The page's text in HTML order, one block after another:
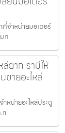
ที่จำหน่ายมอเตอร์
ท
ยากเรามีให้
ขายอะไหล่
ำหน่ายอะไหล่ประตู